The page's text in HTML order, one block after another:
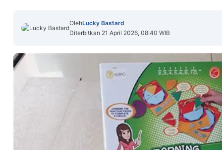
OlehLucky Bastard
Diterbitkan 21 April 2026, 08:40 WIB